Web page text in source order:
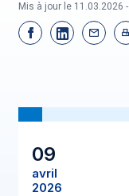
Mis à jour le 11.03.2026
09
avril
2026